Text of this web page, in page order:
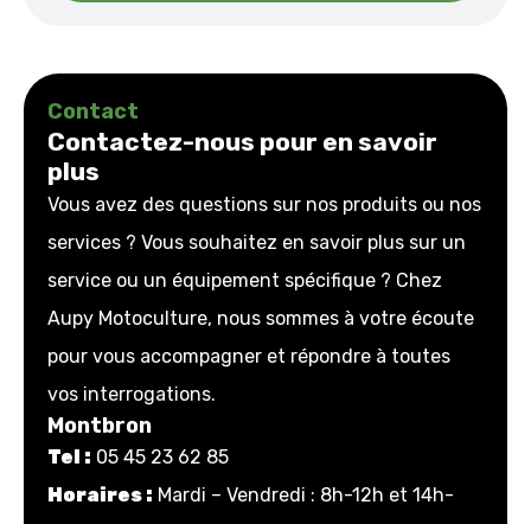
Contact
Contactez-nous pour en savoir
plus
Vous avez des questions sur nos produits ou nos
services ? Vous souhaitez en savoir plus sur un
service ou un équipement spécifique ? Chez
Aupy Motoculture, nous sommes à votre écoute
pour vous accompagner et répondre à toutes
vos interrogations.
Montbron
Tel : 05 45 23 62 85
Horaires : Mardi – Vendredi : 8h-12h et 14h-